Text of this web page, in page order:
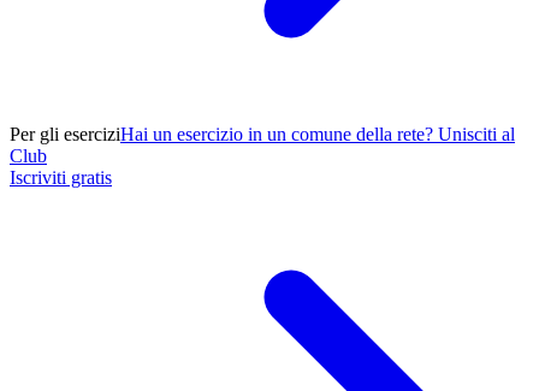
Per gli eserciziHai un esercizio in un comune della rete? Unisciti al
Club
Iscriviti gratis